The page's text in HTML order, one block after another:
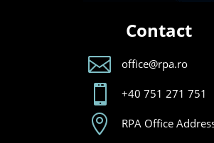
Contact
 office@rpa.ro
 +40 751 271 751
 RPA Office